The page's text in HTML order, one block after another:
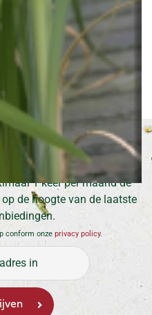
nieuwsbrief
1 keer per maand de
de hoogte van de laatste
conform onze privacy policy.